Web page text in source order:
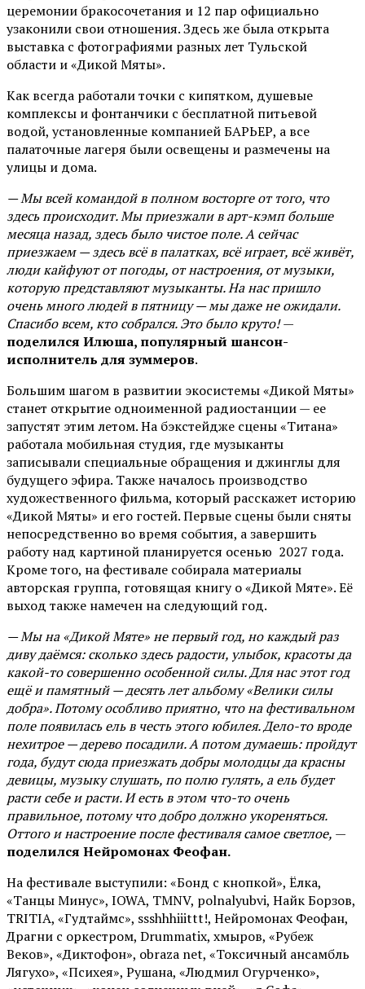
церемонии бракосочетания и 12 пар официально
узаконили свои отношения. Здесь же была открыта
выставка с фотографиями разных лет Тульской
области и «Дикой Мяты».
Как всегда работали точки с кипятком, душевые
комплексы и фонтанчики с бесплатной питьевой
водой, установленные компанией БАРЬЕР, а все
палаточные лагеря были освещены и размечены на
улицы и дома.
— Мы всей командой в полном восторге от того, что
здесь происходит. Мы приезжали в арт-кэмп больше
месяца назад, здесь было чистое поле. А сейчас
приезжаем — здесь всё в палатках, всё играет, всё живёт,
люди кайфуют от погоды, от настроения, от музыки,
которую представляют музыканты. На нас пришло
очень много людей в пятницу — мы даже не ожидали.
Спасибо всем, кто собрался. Это было круто!—
поделился Илюша, популярный шансон-
исполнитель для зуммеров.
Большим шагом в развитии экосистемы «Дикой Мяты»
станет открытие одноименной радиостанции — ее
запустят этим летом. На бэкстейдже сцены «Титана»
работала мобильная студия, где музыканты
записывали специальные обращения и джинглы для
будущего эфира. Также началось производство
художественного фильма, который расскажет историю
«Дикой Мяты» и его гостей. Первые сцены были сняты
непосредственно во время события, а завершить
работу над картиной планируется осенью 2027 года.
Кроме того, на фестивале собирала материалы
авторская группа, готовящая книгу о «Дикой Мяте». Её
выход также намечен на следующий год.
— Мы на «Дикой Мяте» не первый год, но каждый раз
диву даёмся: сколько здесь радости, улыбок, красоты да
какой-то совершенно особенной силы. Для нас этот год
ещё и памятный — десять лет альбому «Велики силы
добра». Потому особливо приятно, что на фестивальном
поле появилась ель в честь этого юбилея. Дело-то вроде
нехитрое — дерево посадили. А потом думаешь: пройдут
года, будут сюда приезжать добры молодцы да красны
девицы, музыку слушать, по полю гулять, а ель будет
расти себе и расти. И есть в этом что-то очень
правильное, потому что добро должно укореняться.
Оттого и настроение после фестиваля самое светлое, —
поделился Нейромонах Феофан.
На фестивале выступили: «Бонд с кнопкой», Ёлка,
«Танцы Минус», IOWA, TMNV, polnalyubvi, Найк Борзов,
TRITIA, «Гудтаймс», ssshhhiiittt!, Нейромонах Феофан,
Драгни с оркестром, Drummatix, хмыров, «Рубеж
Веков», «Диктофон», obraza net, «Токсичный ансамбль
Лягухо», «Психея», Рушана, «Людмил Огурченко»,